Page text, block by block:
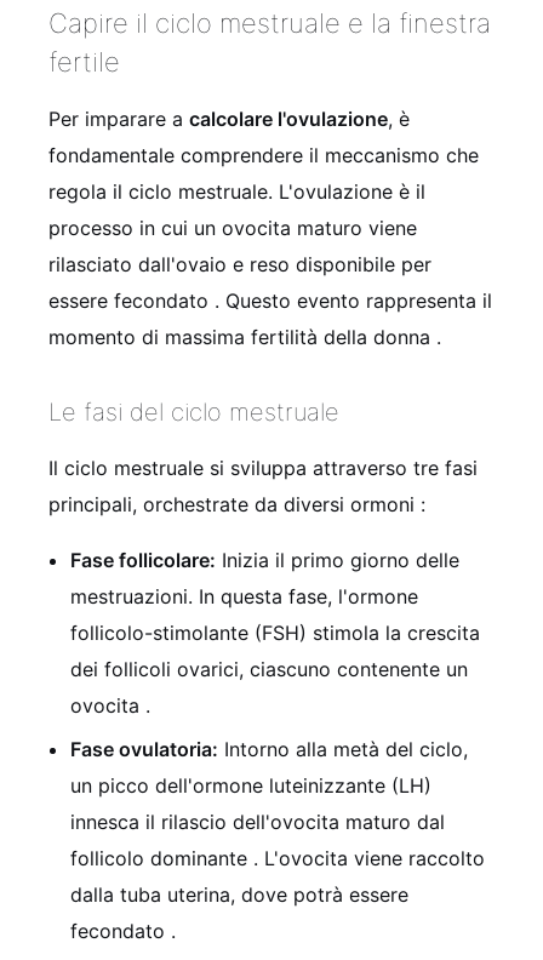
Capire il ciclo mestruale e la finestra
fertile
Per imparare a calcolare l'ovulazione, è
fondamentale comprendere il meccanismo che
regola il ciclo mestruale. L'ovulazione è il
processo in cui un ovocita maturo viene
rilasciato dall'ovaio e reso disponibile per
essere fecondato . Questo evento rappresenta il
momento di massima fertilità della donna .
Le fasi del ciclo mestruale
Il ciclo mestruale si sviluppa attraverso tre fasi
principali, orchestrate da diversi ormoni :
Fase follicolare: Inizia il primo giorno delle
mestruazioni. In questa fase, l'ormone
follicolo-stimolante (FSH) stimola la crescita
dei follicoli ovarici, ciascuno contenente un
ovocita .
Fase ovulatoria: Intorno alla metà del ciclo,
un picco dell'ormone luteinizzante (LH)
innesca il rilascio dell'ovocita maturo dal
follicolo dominante . L'ovocita viene raccolto
dalla tuba uterina, dove potrà essere
fecondato .